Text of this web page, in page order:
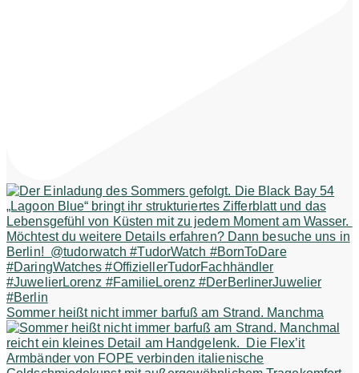
Sommer heißt nicht immer barfuß am Strand. Manchma